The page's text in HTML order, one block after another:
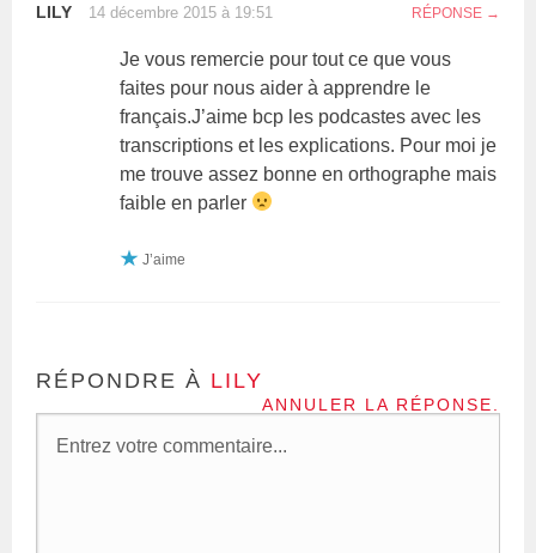
LILY 14 décembre 2015 à 19:51 RÉPONSE
Je vous remercie pour tout ce que vous
faites pour nous aider à apprendre le
français.J’aime bcp les podcastes avec les
transcriptions et les explications. Pour moi je
me trouve assez bonne en orthographe mais
faible en parler
J’aime
RÉPONDRE À LILY
ANNULER LA RÉPONSE.